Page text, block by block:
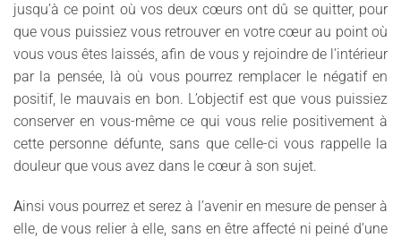
jusqu’à ce point où vos deux cœurs ont dû se quitter, pour
que vous puissiez vous retrouver en votre cœur au point où
vous vous êtes laissés, afin de vous y rejoindre de l’intérieur
par la pensée, là où vous pourrez remplacer le négatif en
positif, le mauvais en bon. L’objectif est que vous puissiez
conserver en vous-même ce qui vous relie positivement à
cette personne défunte, sans que celle-ci vous rappelle la
douleur que vous avez dans le cœur à son sujet.
Ainsi vous pourrez et serez à l’avenir en mesure de penser à
elle, de vous relier à elle, sans en être affecté ni peiné d’une